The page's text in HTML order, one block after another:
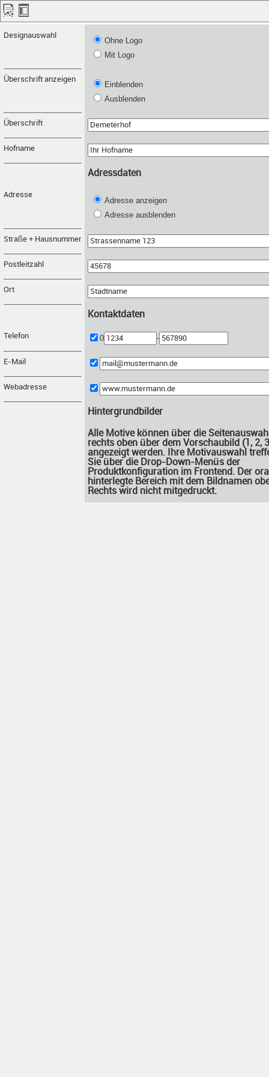
Designauswahl
Ohne Logo
Mit Logo
Überschrift anzeigen
Einblenden
Ausblenden
Überschrift
Hofname
Adressdaten
Adresse
Adresse anzeigen
Adresse ausblenden
Straße + Hausnummer
Postleitzahl
Ort
Kontaktdaten
Telefon 0 -
E-Mail
Webadresse
Hintergrundbilder
Alle Motive können über die
rechts oben über dem Vorschaubild (1, 2,
angezeigt werden. Ihre Motivauswahl
Sie über die Drop-Down-Menüs der
Produktkonfiguration im Frontend. Der
hinterlegte Bereich mit dem Bildnamen
Rechts wird nicht mitgedruckt.